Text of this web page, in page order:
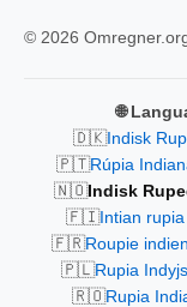
© 2026
🌐
🇩🇰Indisk
🇵🇹Rúpia
🇳🇴Indisk
🇫🇮Intian
🇫🇷Roupie
🇵🇱Rupia
🇷🇴Rupia